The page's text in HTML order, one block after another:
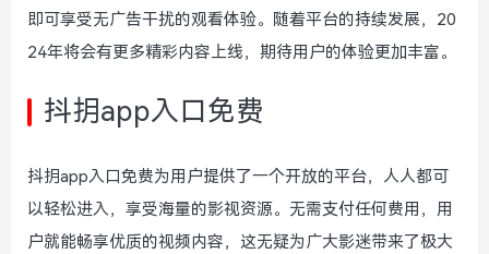
即可享受无广告干扰的观看体验。随着平台的持续发展，20
24年将会有更多精彩内容上线，期待用户的体验更加丰富。
抖抈app入口免费
抖抈app入口免费为用户提供了一个开放的平台，人人都可
以轻松进入，享受海量的影视资源。无需支付任何费用，用
户就能畅享优质的视频内容，这无疑为广大影迷带来了极大